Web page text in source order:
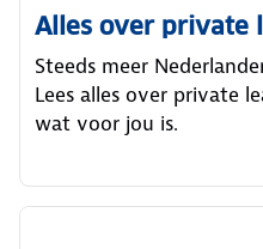
Alles over private
Steeds meer
Lees alles over private
wat voor jou is.